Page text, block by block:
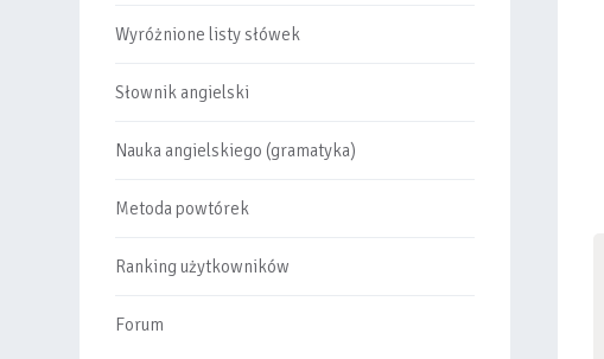
Wyróżnione listy słówek
Słownik angielski
Nauka angielskiego (gramatyka)
Metoda powtórek
Ranking użytkowników
Forum